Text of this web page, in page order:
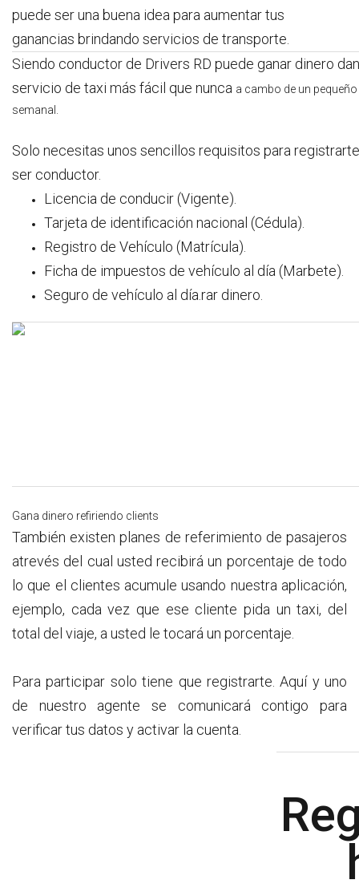
puede ser una buena idea para aumentar tus
ganancias brindando servicios de transporte.
Siendo conductor de Drivers RD puede ganar dinero
servicio de taxi más fácil que nunca a cambo de un pequeño
semanal.
Solo necesitas unos sencillos requisitos para
ser conductor.
Licencia de conducir (Vigente).
Tarjeta de identificación nacional (Cédula).
Registro de Vehículo (Matrícula).
Ficha de impuestos de vehículo al día (Marbete).
Seguro de vehículo al día.rar dinero.
Gana dinero refiriendo clients
También existen planes de referimiento de pasajeros
atrevés del cual usted recibirá un porcentaje de todo
lo que el clientes acumule usando nuestra aplicación,
ejemplo, cada vez que ese cliente pida un taxi, del
total del viaje, a usted le tocará un porcentaje.
Para participar solo tiene que registrarte. Aquí y uno
de nuestro agente se comunicará contigo para
verificar tus datos y activar la cuenta.